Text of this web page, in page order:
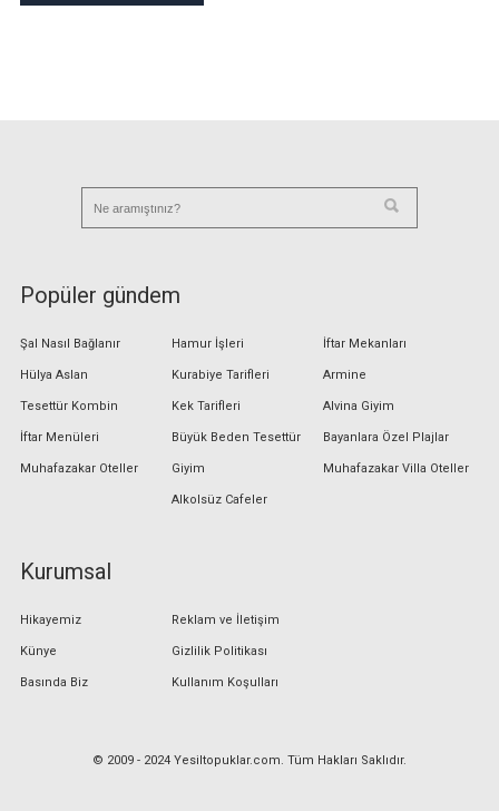
Popüler gündem
Şal Nasıl Bağlanır
Hülya Aslan
Tesettür Kombin
İftar Menüleri
Muhafazakar Oteller
Hamur İşleri
Kurabiye Tarifleri
Kek Tarifleri
Büyük Beden Tesettür
Giyim
Alkolsüz Cafeler
İftar Mekanları
Armine
Alvina Giyim
Bayanlara Özel Plajlar
Muhafazakar Villa Oteller
Kurumsal
Hikayemiz
Künye
Basında Biz
Reklam ve İletişim
Gizlilik Politikası
Kullanım Koşulları
© 2009 - 2024 Yesiltopuklar.com. Tüm Hakları Saklıdır.